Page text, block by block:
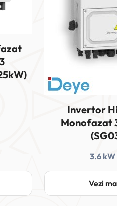
Invertor
Monofazat
3.6 kW
Vezi